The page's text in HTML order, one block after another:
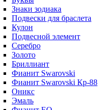
Знаки зодиака
Подвески для браслета
Кулон
Подвесной элемент
Серебро
Золото
Бриллиант
Фианит Swarovski
Фианит Swarovski Кр-88
Оникс
Эмаль